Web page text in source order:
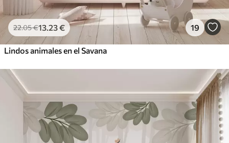
22.05€13.23€ 19
Lindos animales en el Savana